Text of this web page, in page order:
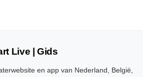
Live | Gids
en app van Nederland, België,